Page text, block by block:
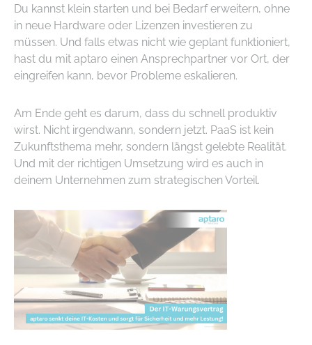
Du kannst klein starten und bei Bedarf erweitern, ohne
in neue Hardware oder Lizenzen investieren zu
müssen. Und falls etwas nicht wie geplant funktioniert,
hast du mit aptaro einen Ansprechpartner vor Ort, der
eingreifen kann, bevor Probleme eskalieren.
Am Ende geht es darum, dass du schnell produktiv
wirst. Nicht irgendwann, sondern jetzt. PaaS ist kein
Zukunftsthema mehr, sondern längst gelebte Realität.
Und mit der richtigen Umsetzung wird es auch in
deinem Unternehmen zum strategischen Vorteil.